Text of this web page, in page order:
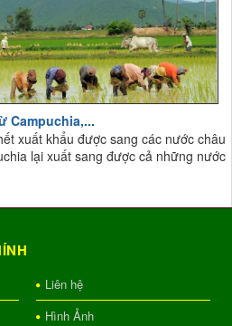
Campuchia,...
xuất khẩu được sang các nước châu
lại xuất sang được cả những nước
Liên hệ
Hình Ảnh